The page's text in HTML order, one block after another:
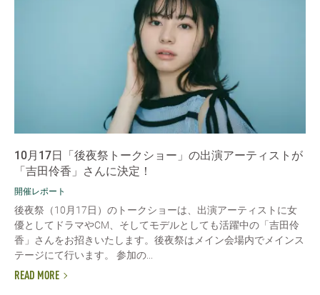
10月17日「後夜祭トークショー」の出演アーティストが
「吉田伶香」さんに決定！
開催レポート
後夜祭（10月17日）のトークショーは、出演アーティストに女
優としてドラマやCM、そしてモデルとしても活躍中の「吉田伶
香」さんをお招きいたします。後夜祭はメイン会場内でメインス
テージにて行います。 参加の...
READ MORE